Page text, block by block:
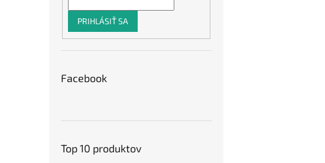
PRIHLÁSIŤ SA
Facebook
Top 10 produktov